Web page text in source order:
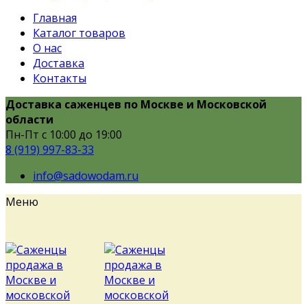
Главная
Каталог товаров
О нас
Доставка
Контакты
Доставка саженцев по Москве и Московской
области
Пн-Пт с 10:00 до 19:00
8 (919) 997-83-33
info@sadowodam.ru
Меню